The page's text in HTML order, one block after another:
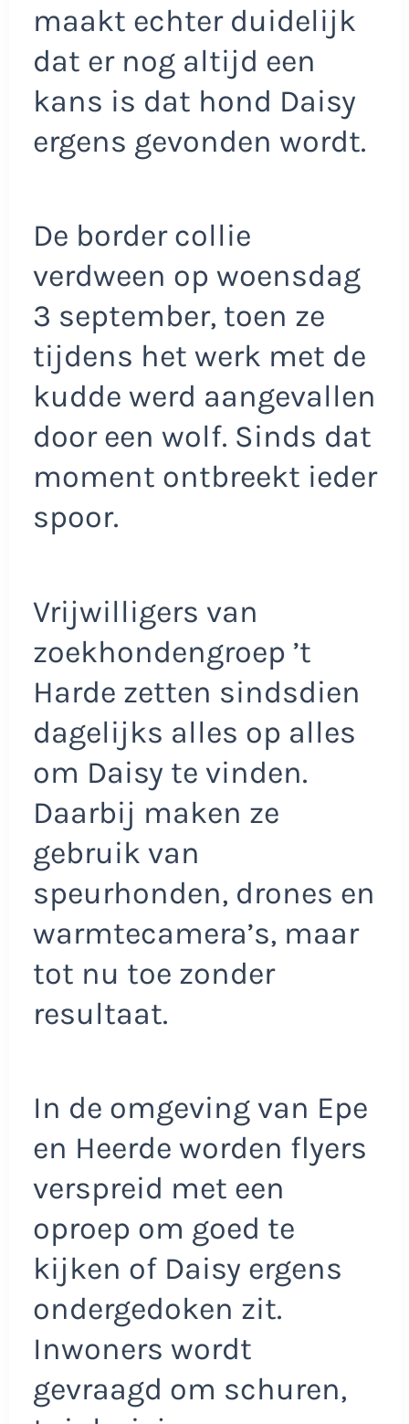
maakt echter duidelijk
dat er nog altijd een
kans is dat hond Daisy
ergens gevonden wordt.
De border collie
verdween op woensdag
3 september, toen ze
tijdens het werk met de
kudde werd aangevallen
door een wolf. Sinds dat
moment ontbreekt ieder
spoor.
Vrijwilligers van
zoekhondengroep ’t
Harde zetten sindsdien
dagelijks alles op alles
om Daisy te vinden.
Daarbij maken ze
gebruik van
speurhonden, drones en
warmtecamera’s, maar
tot nu toe zonder
resultaat.
In de omgeving van Epe
en Heerde worden flyers
verspreid met een
oproep om goed te
kijken of Daisy ergens
ondergedoken zit.
Inwoners wordt
gevraagd om schuren,